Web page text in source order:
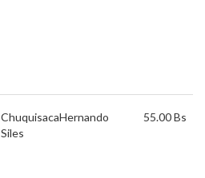
ChuquisacaHernando
Siles
55.00 Bs